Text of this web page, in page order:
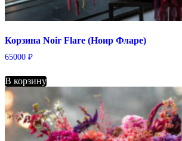
Корзина Noir Flare (Ноир Фларе)
65000 ₽
В корзину